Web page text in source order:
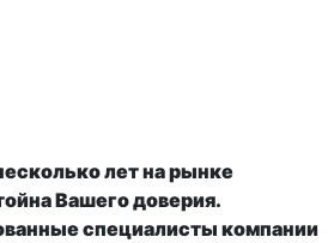
лет на рынке
Вашего доверия.
специалисты компании